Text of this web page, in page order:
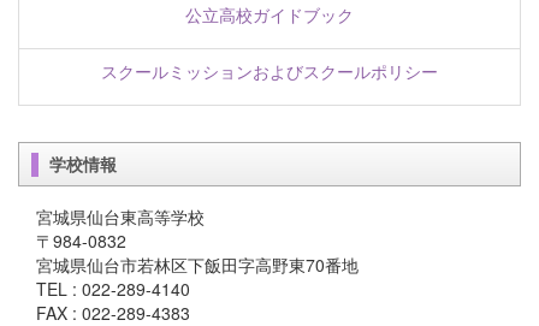
公立高校ガイドブック
スクールミッションおよびスクールポリシー
学校情報
宮城県仙台東高等学校
〒984-0832
宮城県仙台市若林区下飯田字高野東70番地
TEL : 022-289-4140
FAX : 022-289-4383